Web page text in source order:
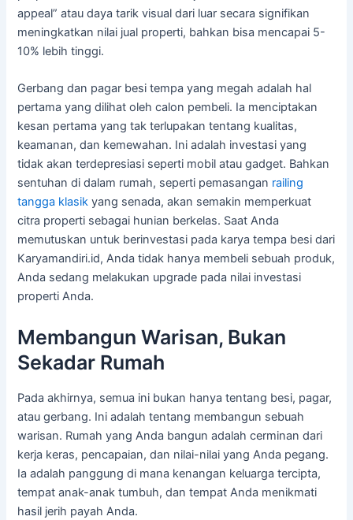
appeal” atau daya tarik visual dari luar secara signifikan
meningkatkan nilai jual properti, bahkan bisa mencapai 5-
10% lebih tinggi.
Gerbang dan pagar besi tempa yang megah adalah hal
pertama yang dilihat oleh calon pembeli. Ia menciptakan
kesan pertama yang tak terlupakan tentang kualitas,
keamanan, dan kemewahan. Ini adalah investasi yang
tidak akan terdepresiasi seperti mobil atau gadget. Bahkan
sentuhan di dalam rumah, seperti pemasangan railing
tangga klasik yang senada, akan semakin memperkuat
citra properti sebagai hunian berkelas. Saat Anda
memutuskan untuk berinvestasi pada karya tempa besi dari
Karyamandiri.id, Anda tidak hanya membeli sebuah produk,
Anda sedang melakukan upgrade pada nilai investasi
properti Anda.
Membangun Warisan, Bukan
Sekadar Rumah
Pada akhirnya, semua ini bukan hanya tentang besi, pagar,
atau gerbang. Ini adalah tentang membangun sebuah
warisan. Rumah yang Anda bangun adalah cerminan dari
kerja keras, pencapaian, dan nilai-nilai yang Anda pegang.
Ia adalah panggung di mana kenangan keluarga tercipta,
tempat anak-anak tumbuh, dan tempat Anda menikmati
hasil jerih payah Anda.